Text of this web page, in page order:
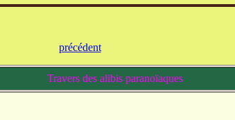
précédent
Travers des alibis paranoïaques